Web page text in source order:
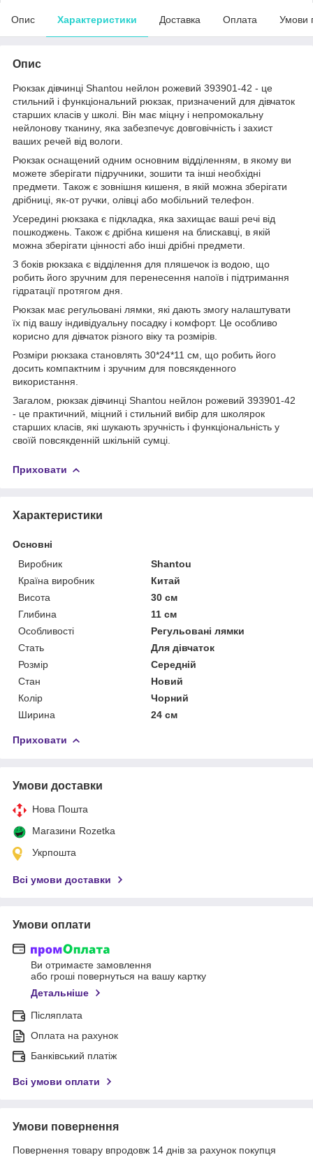
Опис Характеристики Доставка Оплата Умови
Опис
Рюкзак дівчинці Shantou нейлон рожевий 393901-42 - це
стильний і функціональний рюкзак, призначений для дівчаток
старших класів у школі. Він має міцну і непромокальну
нейлонову тканину, яка забезпечує довговічність і захист
ваших речей від вологи.
Рюкзак оснащений одним основним відділенням, в якому ви
можете зберігати підручники, зошити та інші необхідні
предмети. Також є зовнішня кишеня, в якій можна зберігати
дрібниці, як-от ручки, олівці або мобільний телефон.
Усередині рюкзака є підкладка, яка захищає ваші речі від
пошкоджень. Також є дрібна кишеня на блискавці, в якій
можна зберігати цінності або інші дрібні предмети.
З боків рюкзака є відділення для пляшечок із водою, що
робить його зручним для перенесення напоїв і підтримання
гідратації протягом дня.
Рюкзак має регульовані лямки, які дають змогу налаштувати
їх під вашу індивідуальну посадку і комфорт. Це особливо
корисно для дівчаток різного віку та розмірів.
Розміри рюкзака становлять 30*24*11 см, що робить його
досить компактним і зручним для повсякденного
використання.
Загалом, рюкзак дівчинці Shantou нейлон рожевий 393901-42
- це практичний, міцний і стильний вибір для школярок
старших класів, які шукають зручність і функціональність у
своїй повсякденній шкільній сумці.
Приховати
Характеристики
Основні
Виробник
Shantou
Країна виробник
Китай
Висота
30 см
Глибина
11 см
Особливості
Регульовані лямки
Стать
Для дівчаток
Розмір
Середній
Стан
Новий
Колір
Чорний
Ширина
24 см
Приховати
Умови доставки
Нова Пошта
Магазини Rozetka
Укрпошта
Всі умови доставки
Умови оплати
Ви отримаєте замовлення
або гроші повернуться на вашу картку
Детальніше
Післяплата
Оплата на рахунок
Банківський платіж
Всі умови оплати
Умови повернення
Повернення товару впродовж 14 днів за рахунок покупця